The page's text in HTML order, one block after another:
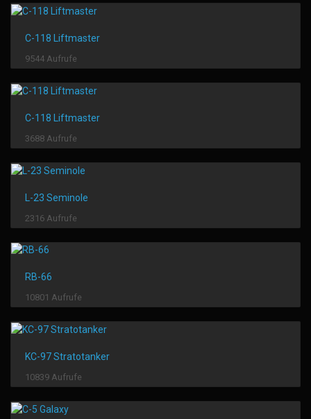
C-118 Liftmaster
9544 Aufrufe
C-118 Liftmaster
3688 Aufrufe
L-23 Seminole
2316 Aufrufe
RB-66
10801 Aufrufe
KC-97 Stratotanker
10839 Aufrufe